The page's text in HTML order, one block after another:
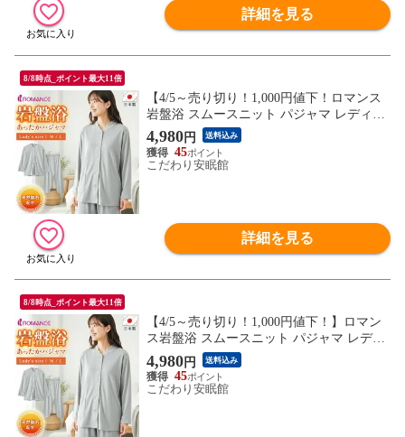
詳細を見る
8/8時点_ポイント最大11倍
【4/5～売り切り！1,000円値下！ロマンス
岩盤浴 スムースニット パジャマ レディー
ス 冬 長袖 長ズボン ナイティ 寝間着 部屋
着 ルームウェア 天然鉱石 遠赤外線効果 冷
え性対策 秋 冬 あったか 暖か プレゼント
4,980円 送料込み
45
こだわり安眠館
詳細を見る
8/8時点_ポイント最大11倍
【4/5～売り切り！1,000円値下！】ロマン
ス岩盤浴 スムースニット パジャマ レディ
ース 冬 長袖 長ズボン ナイティ 寝間着 部
屋着 ルームウェア 天然鉱石 遠赤外線効果
冷え性対策 秋 冬 あったか 暖か プレゼン
4,980円 送料込み
45
こだわり安眠館